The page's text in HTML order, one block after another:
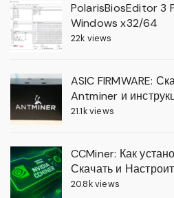
PolarisBiosEditor 3
Windows x32/64
22k views
ASIC FIRMWARE:
Antminer и
21.1k views
CCMiner: Как
Скачать и
20.8k views